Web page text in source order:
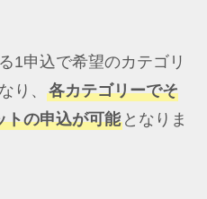
1申込で希望のカテゴリ
り、
各カテゴリーでそ
トの申込が可能となりま